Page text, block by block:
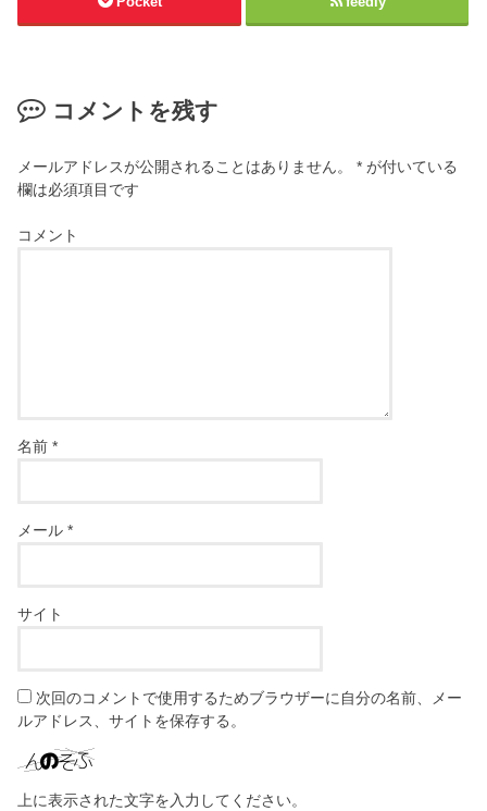
コメントを残す
メールアドレスが公開されることはありません。 * が付いている
欄は必須項目です
コメント
名前*
メール*
サイト
次回のコメントで使用するためブラウザーに自分の名前、メー
ルアドレス、サイトを保存する。
上に表示された文字を入力してください。